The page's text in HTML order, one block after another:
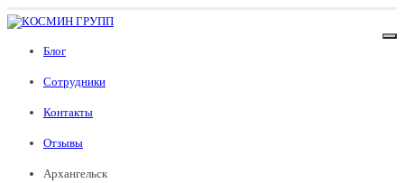
Блог
Сотрудники
Контакты
Отзывы
Архангельск